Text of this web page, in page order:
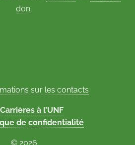
don.
sur les contacts
Carrières à l’UNF
de confidentialité
© 2026